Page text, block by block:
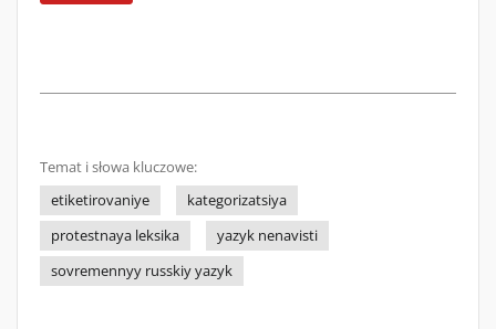
Temat i słowa kluczowe:
etiketirovaniye
kategorizatsiya
protestnaya leksika
yazyk nenavisti
sovremennyy russkiy yazyk